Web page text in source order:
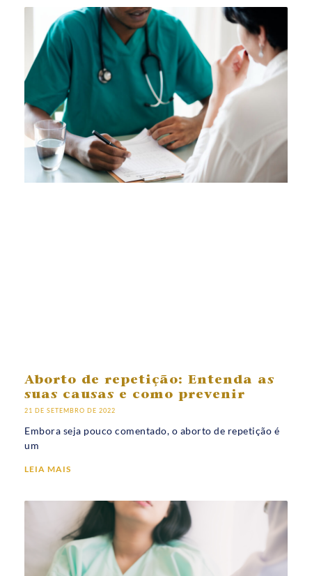
Aborto de repetição: Entenda as
suas causas e como prevenir
21 DE SETEMBRO DE 2022
Embora seja pouco comentado, o aborto de repetição é
um
LEIA MAIS